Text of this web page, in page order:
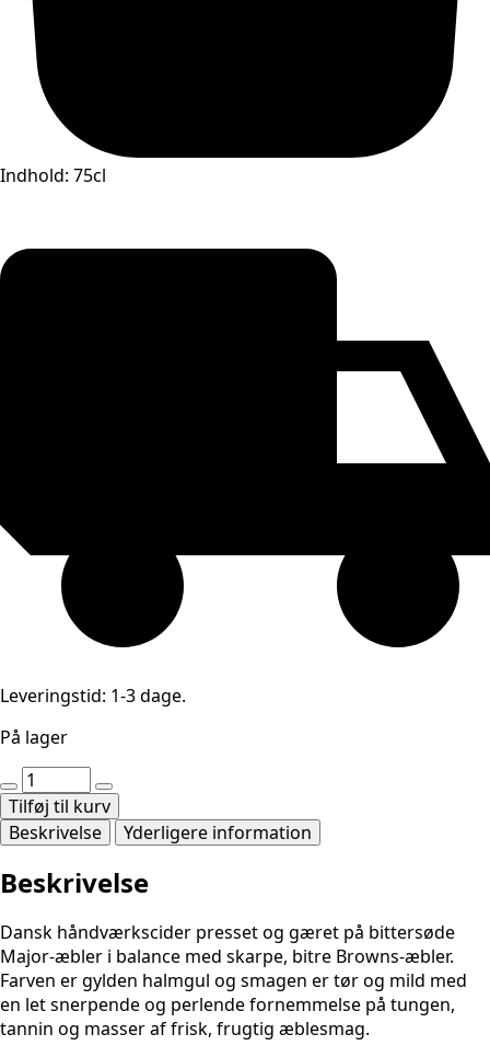
Indhold: 75cl
Leveringstid: 1-3 dage.
På lager
Beasty
Cider
'Pleasant
pearly
mouth'
antal
Tilføj til kurv
Beskrivelse
Yderligere information
Beskrivelse
Dansk håndværkscider presset og gæret på bittersøde
Major-æbler i balance med skarpe, bitre Browns-æbler.
Farven er gylden halmgul og smagen er tør og mild med
en let snerpende og perlende fornemmelse på tungen,
tannin og masser af frisk, frugtig æblesmag.